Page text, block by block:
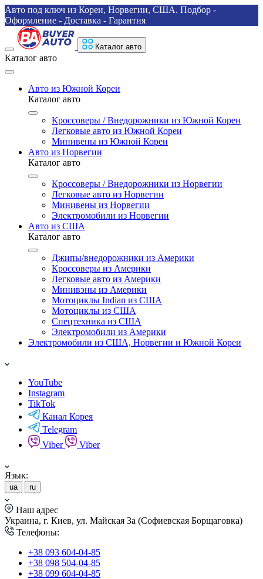
Авто под ключ из Кореи, Норвегии, США. Подбор -
Оформление - Доставка - Гарантия
Каталог авто
Каталог авто
Авто из Южной Кореи
Каталог авто
Кроссоверы / Внедорожники из Южной Кореи
Легковые авто из Южной Кореи
Минивены из Южной Кореи
Авто из Норвегии
Каталог авто
Кроссоверы / Внедорожники из Норвегии
Легковые авто из Норвегии
Минивены из Норвегии
Электромобили из Норвегии
Авто из США
Каталог авто
Джипы/внедорожники из Америки
Кроссоверы из Америки
Легковые авто из Америки
Минивэны из Америки
Мотоциклы Indian из США
Мотоциклы из США
Спецтехника из США
Электромобили из Америки
Электромобили из США, Норвегии и Южной Кореи
YouTube
Instagram
TikTok
Канал Корея
Telegram
Viber
Viber
Язык:
ua ru
Наш адрес
Украина, г. Киев, ул. Майская 3а (Софиевская Борщаговка)
Телефоны:
+38 093 604-04-85
+38 098 504-04-85
+38 099 604-04-85